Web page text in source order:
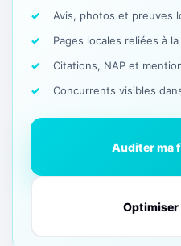
Avis, photos et preuves
Pages locales reliées à
Citations, NAP et
Concurrents visibles
Auditer ma
Optimiser